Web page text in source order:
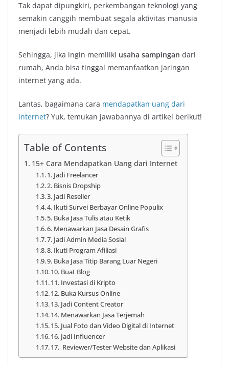
Tak dapat dipungkiri, perkembangan teknologi yang
semakin canggih membuat segala aktivitas manusia
menjadi lebih mudah dan cepat.
Sehingga, jika ingin memiliki usaha sampingan dari
rumah, Anda bisa tinggal memanfaatkan jaringan
internet yang ada.
Lantas, bagaimana cara mendapatkan uang dari
internet? Yuk, temukan jawabannya di artikel berikut!
Table of Contents
15+ Cara Mendapatkan Uang dari Internet
1. Jadi Freelancer
2. Bisnis Dropship
3. Jadi Reseller
4. Ikuti Survei Berbayar Online Populix
5. Buka Jasa Tulis atau Ketik
6. Menawarkan Jasa Desain Grafis
7. Jadi Admin Media Sosial
8. Ikuti Program Afiliasi
9. Buka Jasa Titip Barang Luar Negeri
10. Buat Blog
11. Investasi di Kripto
12. Buka Kursus Online
13. Jadi Content Creator
14. Menawarkan Jasa Terjemah
15. Jual Foto dan Video Digital di Internet
16. Jadi Influencer
17. Reviewer/Tester Website dan Aplikasi